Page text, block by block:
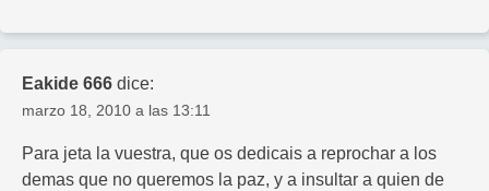
Eakide 666 dice:
marzo 18, 2010 a las 13:11
Para jeta la vuestra, que os dedicais a reprochar a los
demas que no queremos la paz, y a insultar a quien de